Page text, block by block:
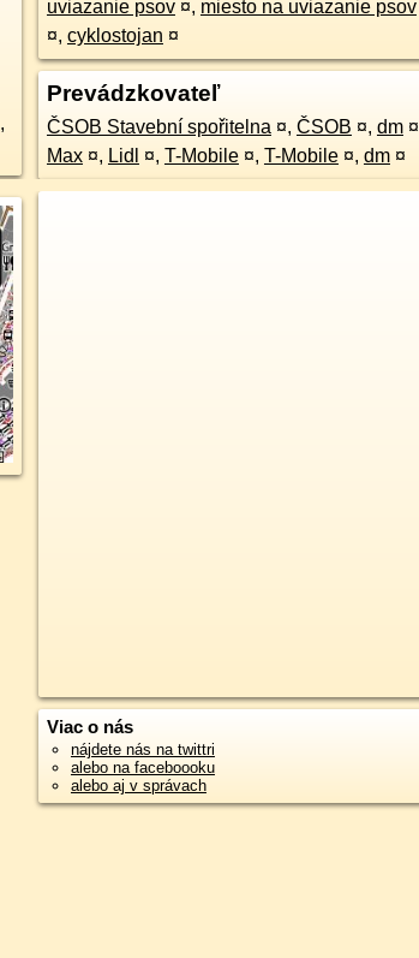
,
uviazanie psov ¤, miesto na uviazanie psov
¤, cyklostojan ¤
Prevádzkovateľ
ČSOB Stavební spořitelna ¤, ČSOB ¤, dm ¤
Max ¤, Lidl ¤, T-Mobile ¤, T-Mobile ¤, dm ¤
Viac o nás
nájdete nás na twittri
alebo na faceboooku
alebo aj v správach